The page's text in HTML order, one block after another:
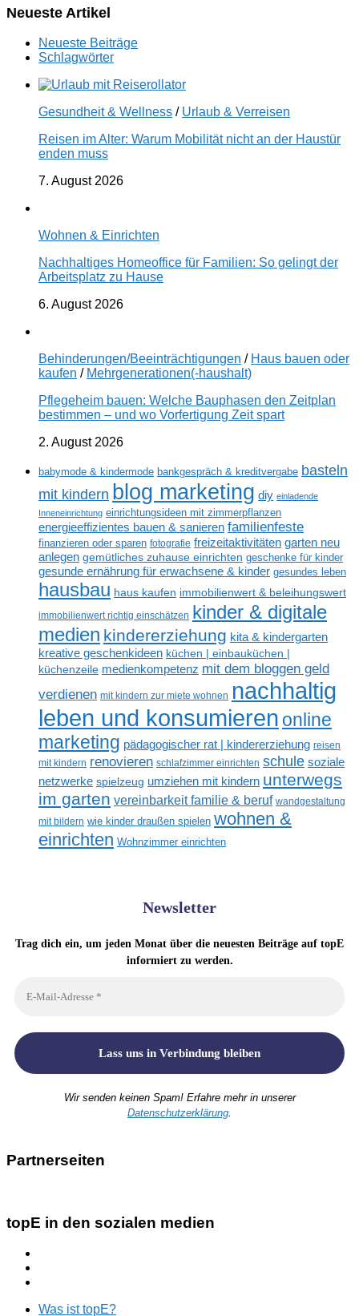
Neueste Artikel
Neueste Beiträge
Schlagwörter
Gesundheit & Wellness / Urlaub & Verreisen
Reisen im Alter: Warum Mobilität nicht an der Haustür
enden muss
7. August 2026
Wohnen & Einrichten
Nachhaltiges Homeoffice für Familien: So gelingt der
Arbeitsplatz zu Hause
6. August 2026
Behinderungen/Beeinträchtigungen / Haus bauen oder
kaufen / Mehrgenerationen(-haushalt)
Pflegeheim bauen: Welche Bauphasen den Zeitplan
bestimmen – und wo Vorfertigung Zeit spart
2. August 2026
babymode & kindermode bankgespräch & kreditvergabe basteln
mit kindern blog marketing diy einladende
Inneneinrichtung einrichtungsideen mit zimmerpflanzen
energieeffizientes bauen & sanieren familienfeste
finanzieren oder sparen fotografie freizeitaktivitäten garten neu
anlegen gemütliches zuhause einrichten geschenke für kinder
gesunde ernährung für erwachsene & kinder gesundes leben
hausbau haus kaufen immobilienwert & beleihungswert
immobilienwert richtig einschätzen kinder & digitale
medien kindererziehung kita & kindergarten
kreative geschenkideen küchen | einbauküchen |
küchenzeile medienkompetenz mit dem bloggen geld
verdienen mit kindern zur miete wohnen nachhaltig
leben und konsumieren online
marketing pädagogischer rat | kindererziehung reisen
mit kindern renovieren schlafzimmer einrichten schule soziale
netzwerke spielzeug umziehen mit kindern unterwegs
im garten vereinbarkeit familie & beruf wandgestaltung
mit bildern wie kinder draußen spielen wohnen &
einrichten Wohnzimmer einrichten
Newsletter
Trag dich ein, um jeden Monat über die neuesten Beiträge auf topE
informiert zu werden.
Wir senden keinen Spam! Erfahre mehr in unserer
Datenschutzerklärung.
Partnerseiten
topE in den sozialen medien
Was ist topE?